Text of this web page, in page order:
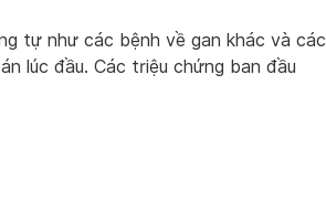
tự như các bệnh về gan khác và các
lúc đầu. Các triệu chứng ban đầu